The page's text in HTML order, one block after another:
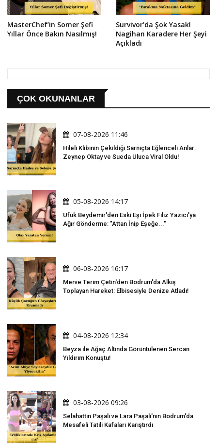
MasterChef’in Somer Şefi
Yıllar Önce Bakın Nasılmış!
Survivor’da Şok Yasak!
Nagihan Karadere Her Şeyi
Açıkladı
ÇOK OKUNANLAR
07-08-2026 11:46
Hileli Klibinin Çekildiği Sarnıçta Eğlenceli Anlar:
Zeynep Oktay ve Sueda Uluca Viral Oldu!
05-08-2026 14:17
Ufuk Beydemir'den Eski Eşi İpek Filiz Yazıcı'ya
Ağır Gönderme: "Attan İnip Eşeğe..."
06-08-2026 16:17
Merve Terim Çetin'den Bodrum'da Alkış
Toplayan Hareket: Elbisesiyle Denize Atladı!
04-08-2026 12:34
Beyza ile Ağaç Altında Görüntülenen Sercan
Yıldırım Konuştu!
03-08-2026 09:26
Selahattin Paşalı ve Lara Paşalı'nın Bodrum'da
Mesafeli Tatili Kafaları Karıştırdı